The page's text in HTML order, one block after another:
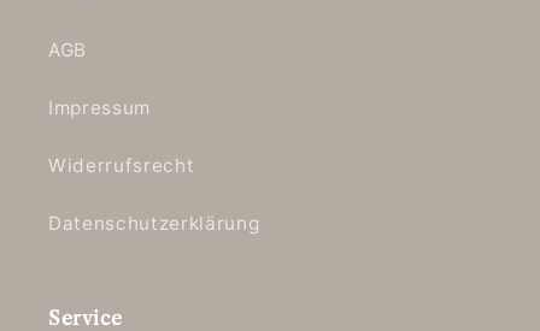
AGB
Impressum
Widerrufsrecht
Datenschutzerklärung
Service